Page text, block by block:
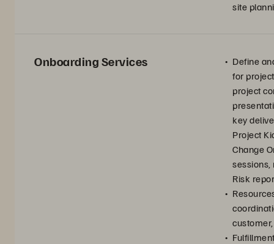
site
Onboarding Services
Define
for
project
key
Project
Change
sessions,
Risk